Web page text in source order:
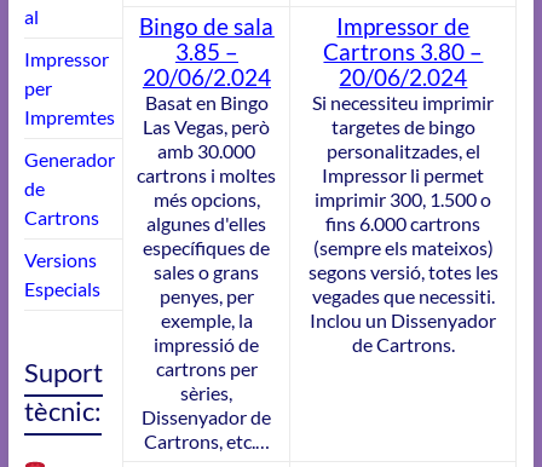
Bingo de sala
3.85 –
20/06/2.024
Basat en Bingo
Las Vegas, però
amb 30.000
cartrons i moltes
més opcions,
algunes d'elles
específiques de
sales o grans
penyes, per
exemple, la
impressió de
cartrons per
sèries,
Dissenyador de
Cartrons, etc.…
Impressor de
Cartrons 3.80 –
20/06/2.024
Si necessiteu imprimir
targetes de bingo
personalitzades, el
Impressor li permet
imprimir 300, 1.500 o
fins 6.000 cartrons
(sempre els mateixos)
segons versió, totes les
vegades que necessiti.
Inclou un Dissenyador
de Cartrons.
al
Impressor
per
Impremtes
Generador
de
Cartrons
Versions
Especials
Suport
tècnic: